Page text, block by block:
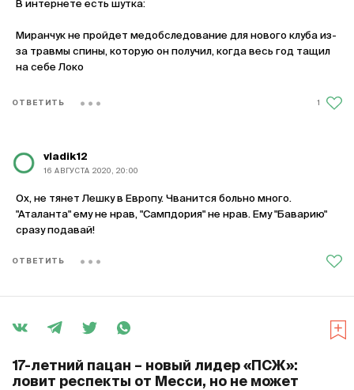
В интернете есть шутка:
Миранчук не пройдет медобследование для нового клуба из-
за травмы спины, которую он получил, когда весь год тащил
на себе Локо
ОТВЕТИТЬ 1
vladik12
16 АВГУСТА 2020, 20:00
Ох, не тянет Лешку в Европу. Чванится больно много.
"Аталанта" ему не нрав, "Сампдория" не нрав. Ему "Баварию"
сразу подавай!
ОТВЕТИТЬ
17-летний пацан – новый лидер «ПСЖ»:
ловит респекты от Месси, но не может